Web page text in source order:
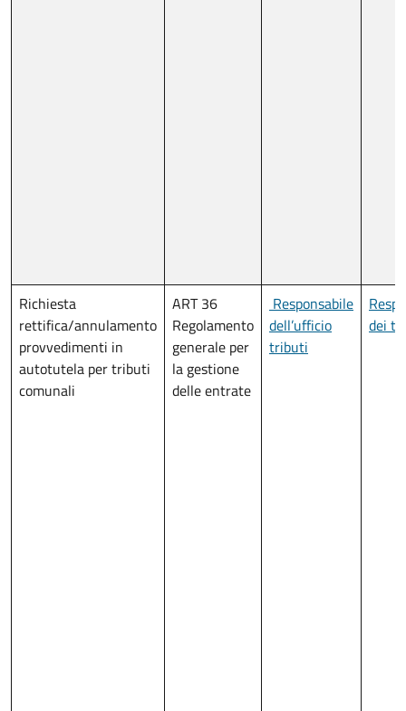
Richiesta
rettifica/annulamento
provvedimenti in
autotutela per tributi
comunali
ART 36
Regolamento
generale per
la gestione
delle entrate
Responsabile
dell’ufficio
tributi
dei